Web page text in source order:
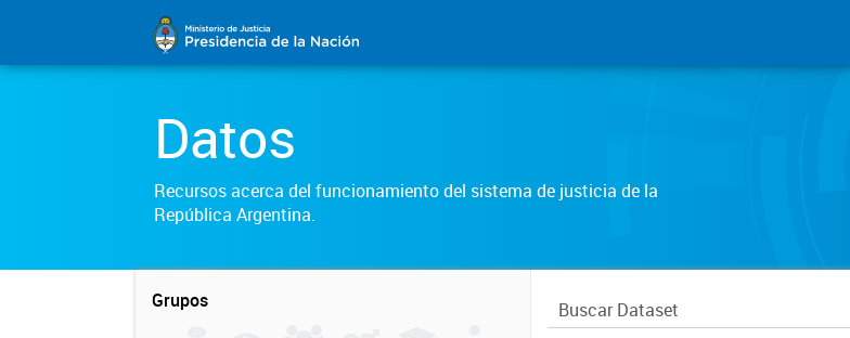
Datos
Recursos acerca del funcionamiento del sistema de justicia de la
República Argentina.
Grupos